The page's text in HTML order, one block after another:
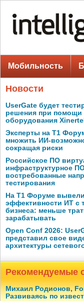
Мобильность
Новости
UserGate будет
решения при помощи
оборудования Xinertel
Эксперты на Т1
множить ИИ-
сокращая риски
Российское ПО
инфраструктурное
востребованные
тестирования
На Т1 Форуме
эффективности ИТ с
бизнеса: меньше
зарабатывать
Open Conf 2026:
представил свое
архитектуры
Рекомендуемые
Михаил Родионов,
Развиваясь по